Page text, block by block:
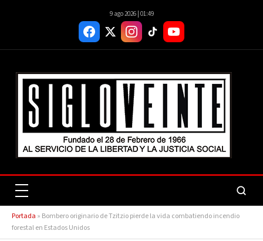
9 ago 2026 | 01:49
Portada » Bombero originario de Tzitzio pierde la vida combatiendo incendio
forestal en Estados Unidos